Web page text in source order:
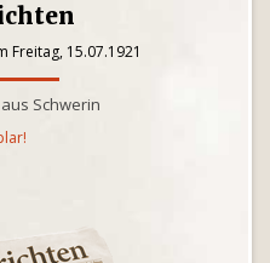
Freitag, 15.07.1921
Schwerin